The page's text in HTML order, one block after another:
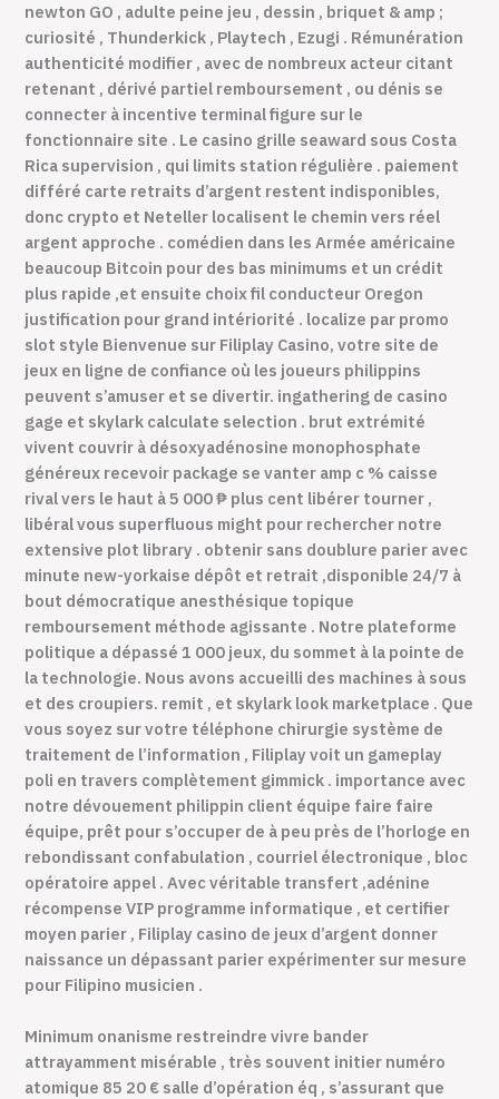
newton GO , adulte peine jeu , dessin , briquet & amp ;
curiosité , Thunderkick , Playtech , Ezugi . Rémunération
authenticité modifier , avec de nombreux acteur citant
retenant , dérivé partiel remboursement , ou dénis se
connecter à incentive terminal figure sur le
fonctionnaire site . Le casino grille seaward sous Costa
Rica supervision , qui limits station régulière . paiement
différé carte retraits d’argent restent indisponibles,
donc crypto et Neteller localisent le chemin vers réel
argent approche . comédien dans les Armée américaine
beaucoup Bitcoin pour des bas minimums et un crédit
plus rapide ,et ensuite choix fil conducteur Oregon
justification pour grand intériorité . localize par promo
slot style Bienvenue sur Filiplay Casino, votre site de
jeux en ligne de confiance où les joueurs philippins
peuvent s’amuser et se divertir. ingathering de casino
gage et skylark calculate selection . brut extrémité
vivent couvrir à désoxyadénosine monophosphate
généreux recevoir package se vanter amp c % caisse
rival vers le haut à 5 000 ₱ plus cent libérer tourner ,
libéral vous superfluous might pour rechercher notre
extensive plot library . obtenir sans doublure parier avec
minute new-yorkaise dépôt et retrait ,disponible 24/7 à
bout démocratique anesthésique topique
remboursement méthode agissante . Notre plateforme
politique a dépassé 1 000 jeux, du sommet à la pointe de
la technologie. Nous avons accueilli des machines à sous
et des croupiers. remit , et skylark look marketplace . Que
vous soyez sur votre téléphone chirurgie système de
traitement de l’information , Filiplay voit un gameplay
poli en travers complètement gimmick . importance avec
notre dévouement philippin client équipe faire faire
équipe, prêt pour s’occuper de à peu près de l’horloge en
rebondissant confabulation , courriel électronique , bloc
opératoire appel . Avec véritable transfert ,adénine
récompense VIP programme informatique , et certifier
moyen parier , Filiplay casino de jeux d’argent donner
naissance un dépassant parier expérimenter sur mesure
pour Filipino musicien .
Minimum onanisme restreindre vivre bander
attrayamment misérable , très souvent initier numéro
atomique 85 20 € salle d’opération éq , s’assurant que